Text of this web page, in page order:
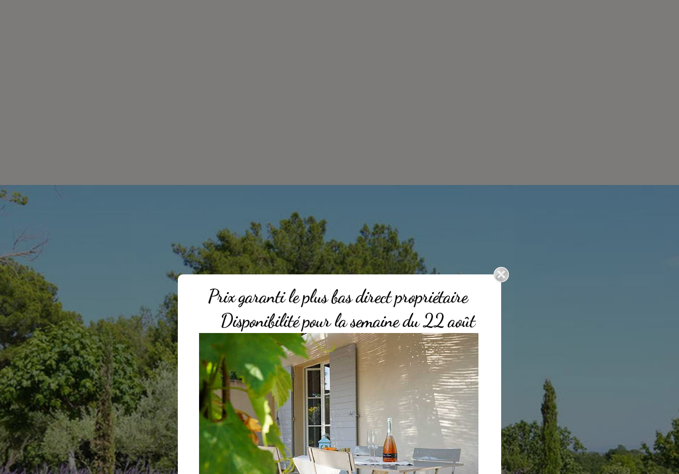
Prix garanti le plus bas direct propriétaire
Disponibilité pour la semaine du 22 août